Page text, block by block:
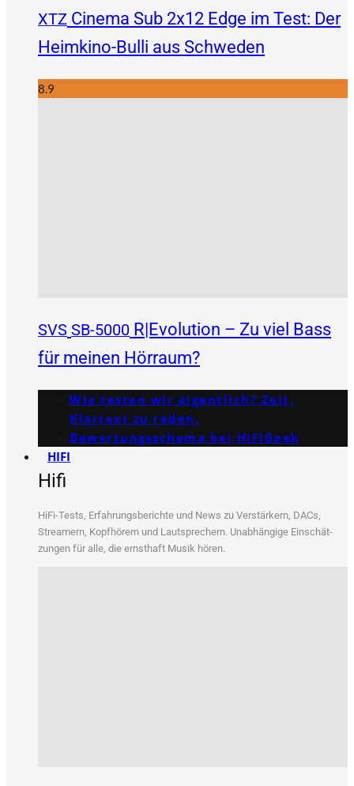
XTZ Cinema Sub 2x12 Edge im Test: Der
Heimkino-Bulli aus Schweden
8.9
SVS SB-5000 R|Evolution – Zu viel Bass
für meinen Hörraum?
Wie testen wir eigentlich? Zeit,
Klartext zu reden.
Bewertungs­schema bei HiFiGeek
HIFI
Hifi
HiFi-Tests, Erfah­rungs­be­rich­te und News zu Ver­stär­kern, DACs,
Strea­mern, Kopf­hö­rern und Laut­spre­chern. Unab­hän­gi­ge Ein­schät­
zun­gen für alle, die ernst­haft Musik hören.